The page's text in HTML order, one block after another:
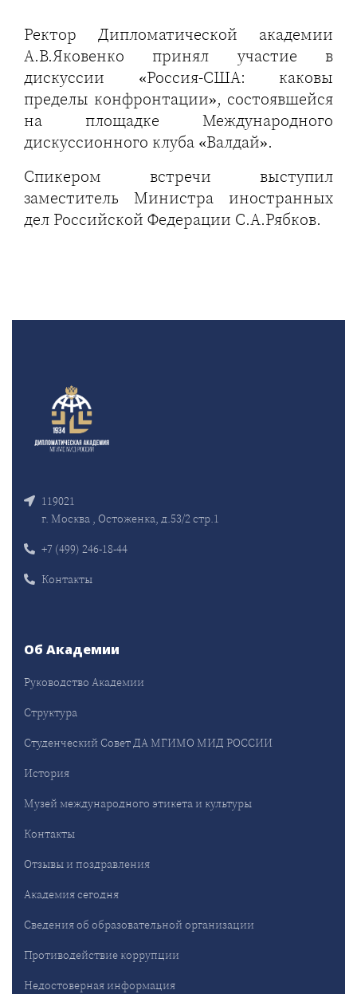
Ректор Дипломатической академии
А.В.Яковенко принял участие в
дискуссии «Россия-США: каковы
пределы конфронтации», состоявшейся
на площадке Международного
дискуссионного клуба «Валдай».
Спикером встречи выступил
заместитель Министра иностранных
дел Российской Федерации С.А.Рябков.
119021
г. Москва , Остоженка, д.53/2 стр.1
+7 (499) 246-18-44
Контакты
Об Академии
Руководство Академии
Структура
Студенческий Совет ДА МГИМО МИД РОССИИ
История
Музей международного этикета и культуры
Контакты
Отзывы и поздравления
Академия сегодня
Сведения об образовательной организации
Противодействие коррупции
Недостоверная информация